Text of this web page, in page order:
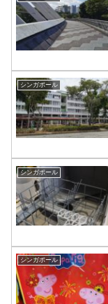
シンガポール
シンガポール
シンガポール